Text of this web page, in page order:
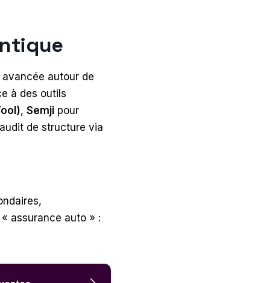
autour de
à des outils
, Semji pour
de structure via
assurance auto » :